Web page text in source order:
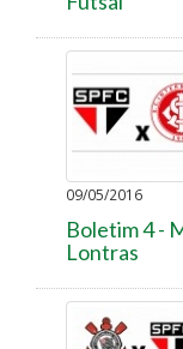
09/05/2016
Boletim 4 -
Lontras